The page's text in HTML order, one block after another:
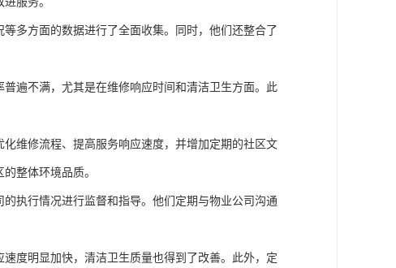
多方面的数据进行了全面收集。同时，他们还整合了
遍不满，尤其是在维修响应时间和清洁卫生方面。此
维修流程、提高服务响应速度，并增加定期的社区文
整体环境品质。
执行情况进行监督和指导。他们定期与物业公司沟通
度明显加快，清洁卫生质量也得到了改善。此外，定